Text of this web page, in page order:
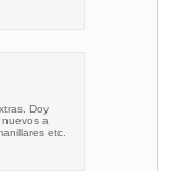
Doy
a
etc.